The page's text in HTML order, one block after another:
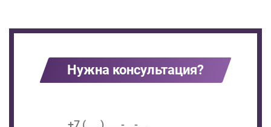
Нужна консультация?